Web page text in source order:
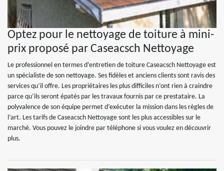
Optez pour le nettoyage de toiture à mini-
prix proposé par Caseacsch Nettoyage
Le professionnel en termes d’entretien de toiture Caseacsch Nettoyage est
un spécialiste de son nettoyage. Ses fidèles et anciens clients sont ravis des
services qu’il offre. Les propriétaires les plus difficiles n’ont rien à craindre
parce qu’ils seront épatés par les travaux fournis par ce prestataire. La
polyvalence de son équipe permet d’exécuter la mission dans les règles de
l’art. Les tarifs de Caseacsch Nettoyage sont les plus accessibles sur le
marché. Vous pouvez le joindre par téléphone si vous voulez en découvrir
plus.